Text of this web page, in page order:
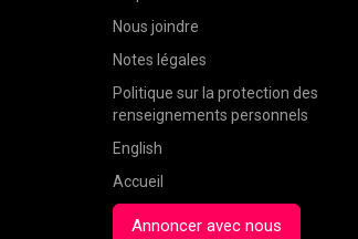
Nous joindre
Notes légales
Politique sur la protection des
renseignements personnels
English
Accueil
Annoncer avec nous